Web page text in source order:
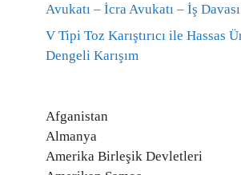
Avukatı – İcra Avukatı – İş
V Tipi Toz Karıştırıcı ile Hassas
Dengeli Karışım
Afganistan
Almanya
Amerika Birleşik Devletleri